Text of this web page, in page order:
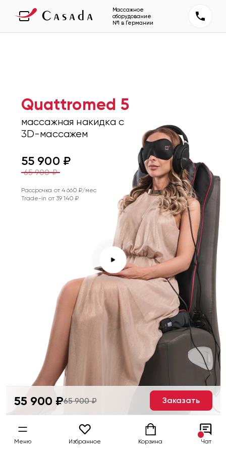
Массажное
оборудование
№1 в Германии
Quattromed 5
массажная накидка с
3D-массажем
55 900 ₽
65 900₽
Рассрочка от4 660 ₽/мес
Trade-in от 39 140 ₽
55 900 ₽65 900 ₽ Заказать
Меню Избранное Корзина Чат